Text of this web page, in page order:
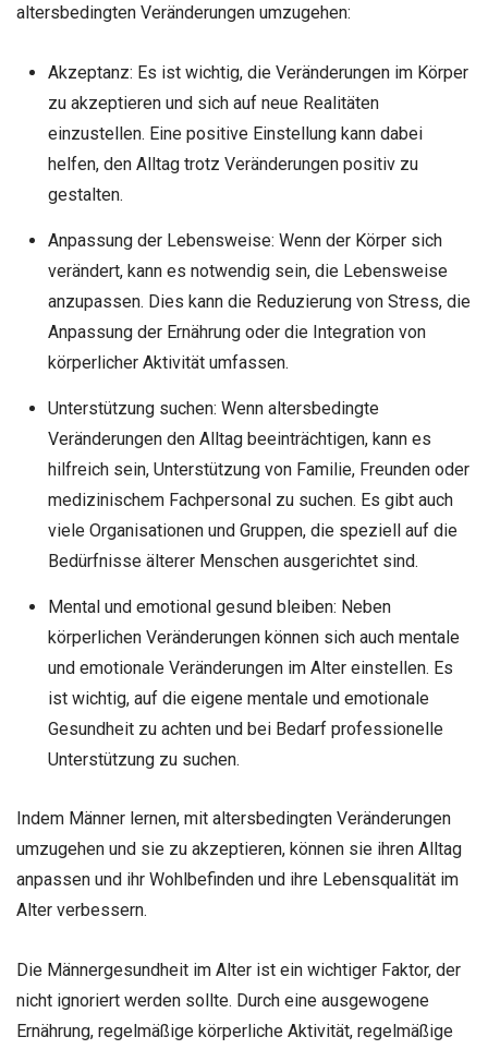
altersbedingten Veränderungen umzugehen:
Akzeptanz: Es ist wichtig, die Veränderungen im Körper
zu akzeptieren und sich auf neue Realitäten
einzustellen. Eine positive Einstellung kann dabei
helfen, den Alltag trotz Veränderungen positiv zu
gestalten.
Anpassung der Lebensweise: Wenn der Körper sich
verändert, kann es notwendig sein, die Lebensweise
anzupassen. Dies kann die Reduzierung von Stress, die
Anpassung der Ernährung oder die Integration von
körperlicher Aktivität umfassen.
Unterstützung suchen: Wenn altersbedingte
Veränderungen den Alltag beeinträchtigen, kann es
hilfreich sein, Unterstützung von Familie, Freunden oder
medizinischem Fachpersonal zu suchen. Es gibt auch
viele Organisationen und Gruppen, die speziell auf die
Bedürfnisse älterer Menschen ausgerichtet sind.
Mental und emotional gesund bleiben: Neben
körperlichen Veränderungen können sich auch mentale
und emotionale Veränderungen im Alter einstellen. Es
ist wichtig, auf die eigene mentale und emotionale
Gesundheit zu achten und bei Bedarf professionelle
Unterstützung zu suchen.
Indem Männer lernen, mit altersbedingten Veränderungen
umzugehen und sie zu akzeptieren, können sie ihren Alltag
anpassen und ihr Wohlbefinden und ihre Lebensqualität im
Alter verbessern.
Die Männergesundheit im Alter ist ein wichtiger Faktor, der
nicht ignoriert werden sollte. Durch eine ausgewogene
Ernährung, regelmäßige körperliche Aktivität, regelmäßige